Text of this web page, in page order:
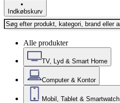
Indkøbskurv
Alle produkter
TV, Lyd & Smart Home
Computer & Kontor
Mobil, Tablet & Smartwatch